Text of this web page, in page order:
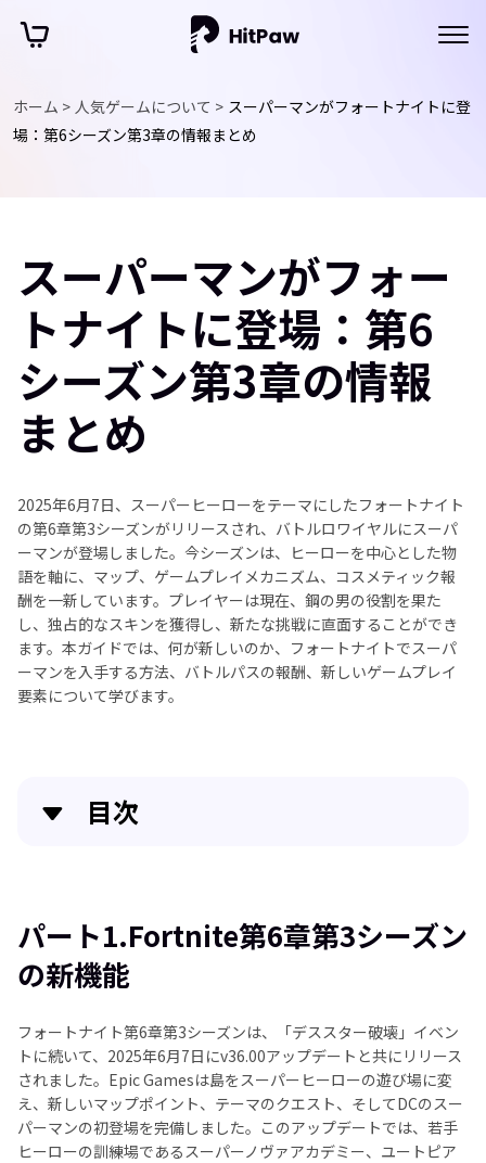
ホーム > 人気ゲームについて > スーパーマンがフォートナイトに登
場：第6シーズン第3章の情報まとめ
スーパーマンがフォー
トナイトに登場：第6
シーズン第3章の情報
まとめ
2025年6月7日、スーパーヒーローをテーマにしたフォートナイト
の第6章第3シーズンがリリースされ、バトルロワイヤルにスーパ
ーマンが登場しました。今シーズンは、ヒーローを中心とした物
語を軸に、マップ、ゲームプレイメカニズム、コスメティック報
酬を一新しています。プレイヤーは現在、鋼の男の役割を果た
し、独占的なスキンを獲得し、新たな挑戦に直面することができ
ます。本ガイドでは、何が新しいのか、フォートナイトでスーパ
ーマンを入手する方法、バトルパスの報酬、新しいゲームプレイ
要素について学びます。
目次
パート2.プレイヤーはフォートナイトでスーパーマン
をどのように獲得できるのか
パート4.新しいゲームプレイ要素は何か
さらに読む：HitPaw VikPeaで古典的なスーパーマン
映画を修復
パート1.Fortnite第6章第3シーズン
の新機能
フォートナイト第6章第3シーズンは、「デススター破壊」イベン
トに続いて、2025年6月7日にv36.00アップデートと共にリリース
されました。Epic Gamesは島をスーパーヒーローの遊び場に変
え、新しいマップポイント、テーマのクエスト、そしてDCのスー
パーマンの初登場を完備しました。このアップデートでは、若手
ヒーローの訓練場であるスーパーノヴァアカデミー、ユートピア